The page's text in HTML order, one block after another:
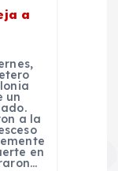
a
un
a la
en